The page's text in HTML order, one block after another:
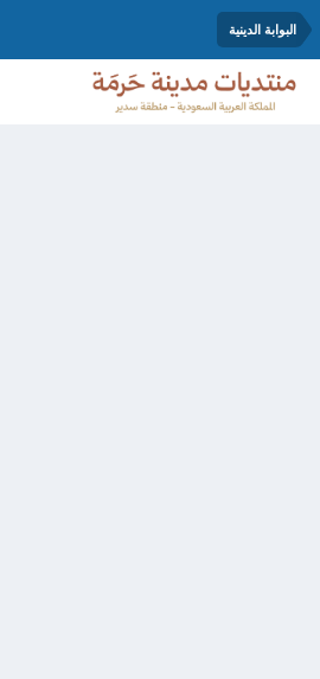
البوابة الدينية